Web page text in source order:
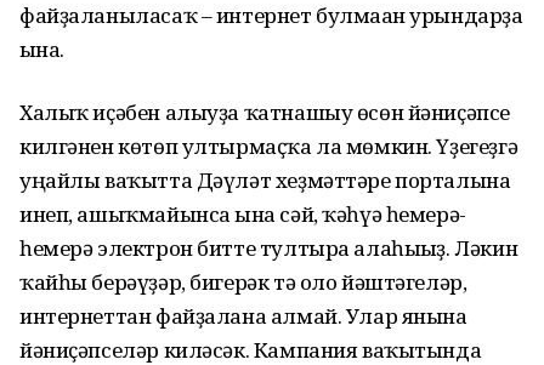
файҙаланыласаҡ – интернет булмаған урындарҙа
ғына.
Халыҡ иҫәбен алыуҙа ҡатнашыу өсөн йәниҫәпсе
килгәнен көтөп ултырмаҫҡа ла мөмкин. Үҙегеҙгә
уңайлы ваҡытта Дәүләт хеҙмәттәре порталына
инеп, ашыҡмайынса ғына сәй, ҡәһүә һемерә-
һемерә электрон битте тултыра алаһығыҙ. Ләкин
ҡайһы берәүҙәр, бигерәк тә оло йәштәгеләр,
интернеттан файҙалана алмай. Улар янына
йәниҫәпселәр киләсәк. Кампания ваҡытында